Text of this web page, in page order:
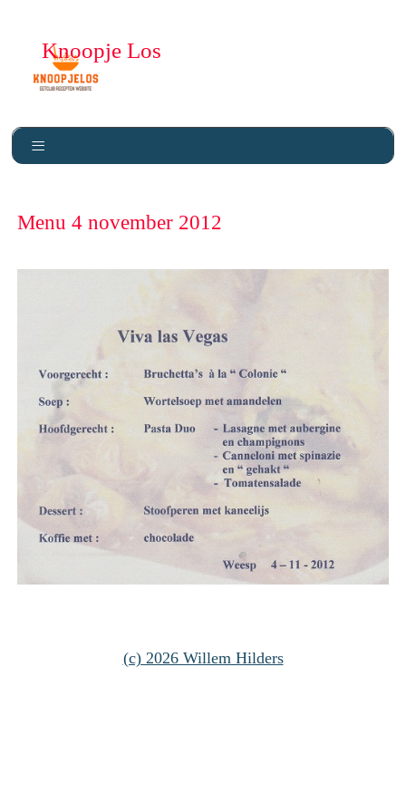
Knoopje Los
Menu 4 november 2012
(c) 2026 Willem Hilders